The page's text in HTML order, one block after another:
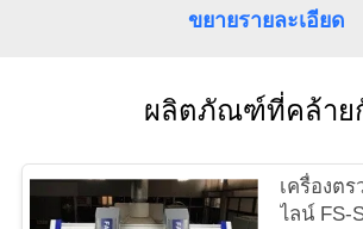
ราคา
ขยายรายละเอียด
ผลิตภัณฑ์ที่คล้าย
เครื่องต
ไลน์ FS-